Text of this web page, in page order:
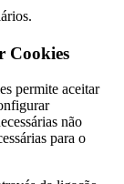
Cookies
permite aceitar
não
para o